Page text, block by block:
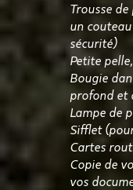
Trousse
un
sécurité)
Petite
Bougie
profond et
Lampe de
Sifflet
Cartes
Copie de
vos